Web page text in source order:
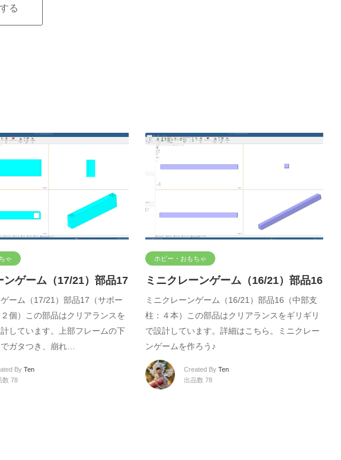
る
ゃ
ンゲーム（17/21）部品17
ーム（17/21）部品17（サポー
２個）この部品はクリアランスを
しています。上部フレームの下
ガタつき、崩れ…
By Ten
数 78
ホビー・おもちゃ
ミニクレーンゲーム（16/21）部品16
ミニクレーンゲーム（16/21）部品16（中部支
柱：４本）この部品はクリアランスをギリギリ
で設計しています。詳細はこちら。ミニクレー
ンゲームを作ろう♪
Created By Ten
出品数 78